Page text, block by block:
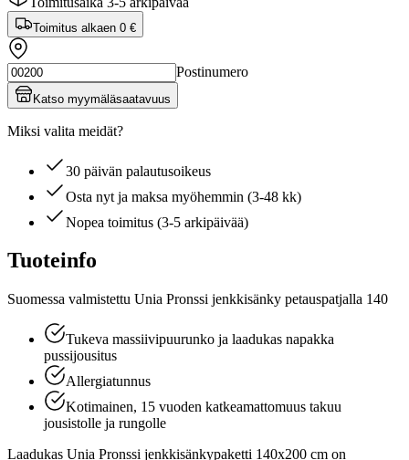
Toimitus alkaen 0 €
Postinumero
Katso myymäläsaatavuus
Miksi valita meidät?
30 päivän palautusoikeus
Osta nyt ja maksa myöhemmin (3-48 kk)
Nopea toimitus (3-5 arkipäivää)
Tuoteinfo
Suomessa valmistettu Unia Pronssi jenkkisänky petauspatjalla 140
Tukeva massiivipuurunko ja laadukas napakka
pussijousitus
Allergiatunnus
Kotimainen, 15 vuoden katkeamattomuus takuu
jousistolle ja rungolle
Laadukas Unia Pronssi jenkkisänkypaketti 140x200 cm on